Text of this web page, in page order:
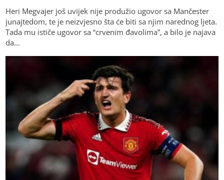
Heri Megvajer još uvijek nije produžio ugovor sa Mančester
junajtedom, te je neizvjesno šta će biti sa njim narednog ljeta.
Tada mu ističe ugovor sa “crvenim đavolima”, a bilo je najava
da…